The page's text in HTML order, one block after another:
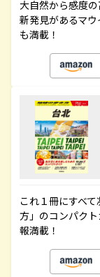
大自然から感度
新発見があるマ
も満載！
これ１冊にすべ
方」のコンパク
報満載！